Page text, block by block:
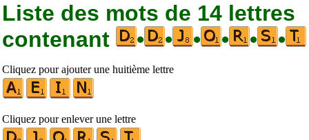
Liste des mots de 14 lettres
contenant
• • • • • •
Cliquez pour ajouter une huitième lettre
Cliquez pour enlever une lettre